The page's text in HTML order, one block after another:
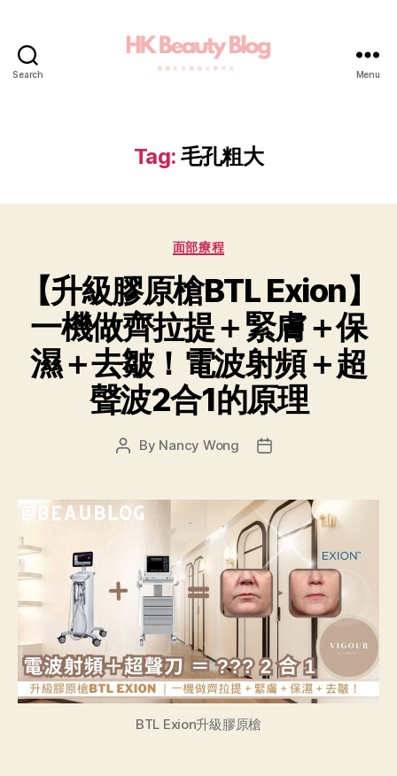
Search Menu
Tag: 毛孔粗大
面部療程
【升級膠原槍BTL Exion】
一機做齊拉提＋緊膚＋保
濕＋去皺！電波射頻＋超
聲波2合1的原理
By Nancy Wong
BTL Exion升級膠原槍